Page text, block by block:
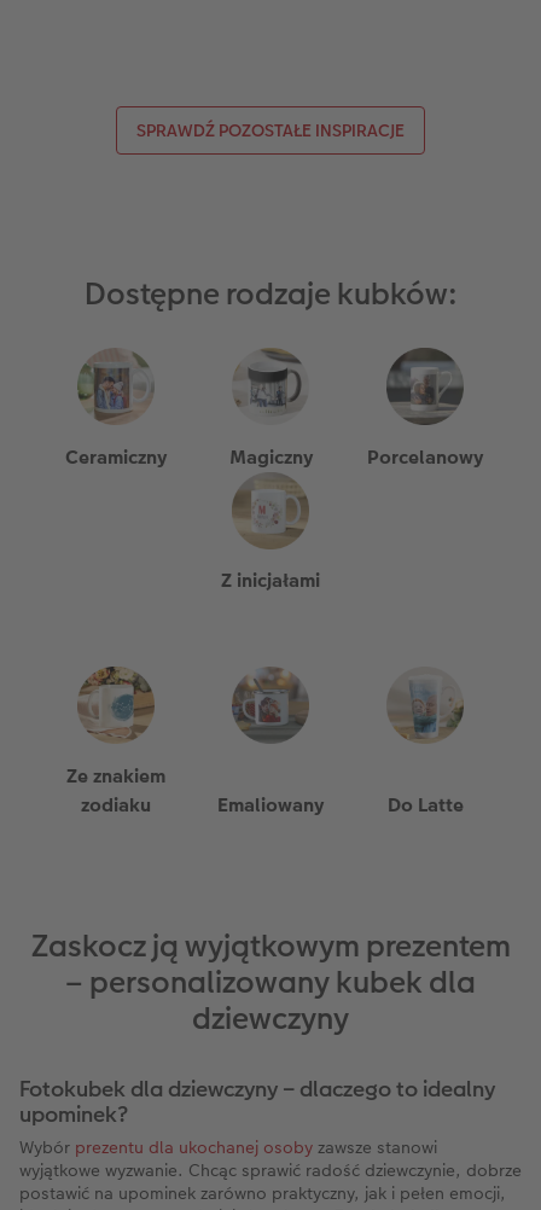
SPRAWDŹ POZOSTAŁE INSPIRACJE
Dostępne rodzaje kubków:
Ceramiczny Magiczny Porcelanowy
Z inicjałami
Ze znakiem
zodiaku
Emaliowany Do Latte
Zaskocz ją wyjątkowym prezentem
– personalizowany kubek dla
dziewczyny
Fotokubek dla dziewczyny – dlaczego to idealny
upominek?
Wybór prezentu dla ukochanej osoby zawsze stanowi
wyjątkowe wyzwanie. Chcąc sprawić radość dziewczynie, dobrze
postawić na upominek zarówno praktyczny, jak i pełen emocji,